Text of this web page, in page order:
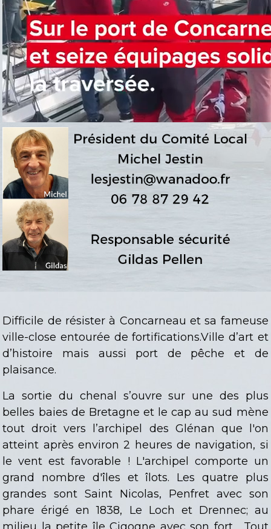
Difficile de résister à Concarneau et sa fameuse
ville-close entourée de fortifications.Ville d’art et
d’histoire mais aussi port de pêche et de
plaisance.
La sortie du chenal s’ouvre sur une des plus
belles baies de Bretagne et le cap au sud mène
tout droit vers l’archipel des Glénan que l'on
atteint après environ 2 heures de navigation, si
le vent est favorable ! L'archipel comporte un
grand nombre d'îles et îlots. Les quatre plus
grandes sont Saint Nicolas, Penfret avec son
phare érigé en 1838, Le Loch et Drennec; au